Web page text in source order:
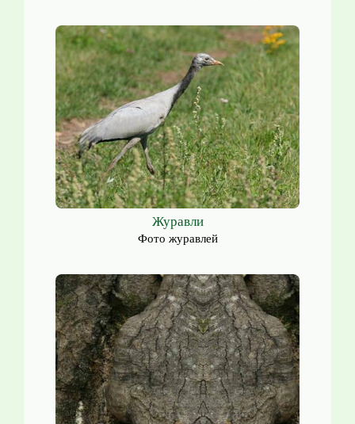
Журавли
Фото журавлей